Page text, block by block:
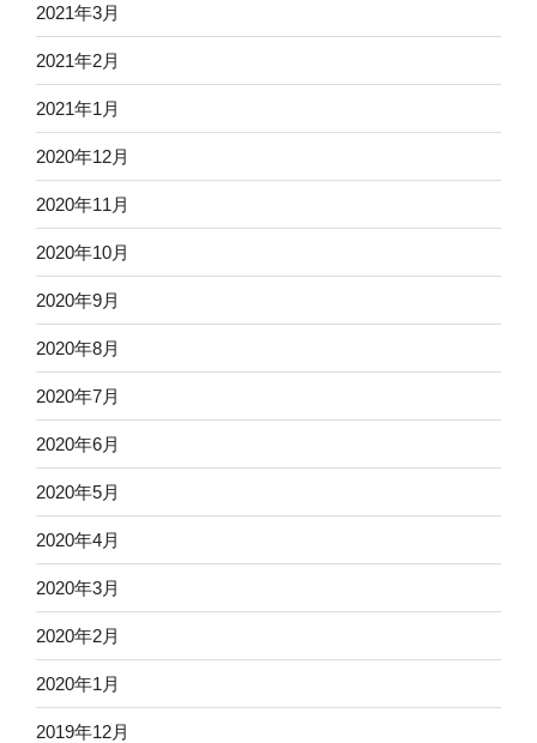
2021年3月
2021年2月
2021年1月
2020年12月
2020年11月
2020年10月
2020年9月
2020年8月
2020年7月
2020年6月
2020年5月
2020年4月
2020年3月
2020年2月
2020年1月
2019年12月